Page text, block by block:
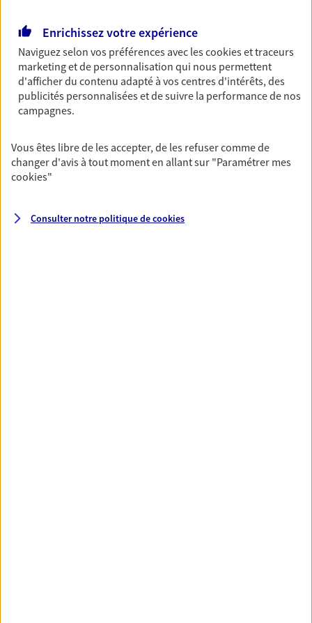
Préparez sereinement ce nouveau chapitre de
votre vie avec les conseils d'un expert. Découvrez
notre solution PER (Plan Epargne Retraite)
spécialement conçue pour la retraite.
Couvrez vos dépenses de santé ainsi que celles de
votre famille avec la complémentaire santé qui
vous ressemble.
Prévoyance
Enrichissez votre expérience
Naviguez selon vos préférences avec lescookies et traceurs
marketing et de personnalisation qui nous permettent
d'afficher du contenu adapté à vos centres d'intérêts, des
publicités personnalisées et de suivre la performance de nos
campagnes.
Vous êtes libre de les accepter, de les refuser comme de
changer d'avis à tout moment en allant sur "Paramétrer mes
cookies"
Consulter notre politique decookies